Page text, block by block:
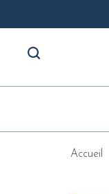
Accueil